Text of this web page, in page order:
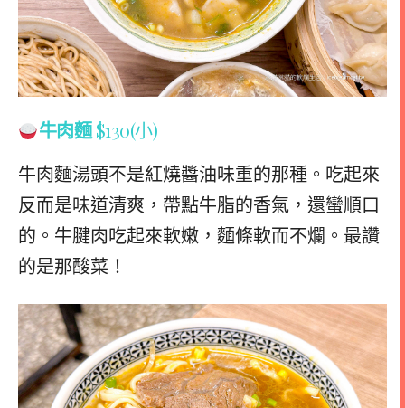
牛肉麵$130(小)
牛肉麵湯頭不是紅燒醬油味重的那種。吃起來
反而是味道清爽，帶點牛脂的香氣，還蠻順口
的。牛腱肉吃起來軟嫩，麵條軟而不爛。最讚
的是那酸菜！